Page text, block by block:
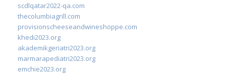
scdlqatar2022-qa.com
thecolumbiagrill.com
provisionscheeseandwineshoppe.com
khedi2023.org
akademikgeriatri2023.org
marmarapediatri2023.org
emchie2023.org